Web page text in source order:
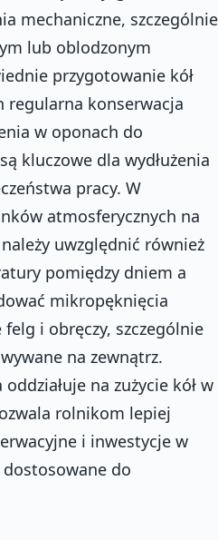
mechaniczne, szczególnie
lub oblodzonym
przygotowanie kół
regularna konserwacja
w oponach do
kluczowe dla wydłużenia
pracy. W
atmosferycznych na
uwzględnić również
pomiędzy dniem a
mikropęknięcia
i obręczy, szczególnie
na zewnątrz.
na zużycie kół w
rolnikom lepiej
i inwestycje w
do